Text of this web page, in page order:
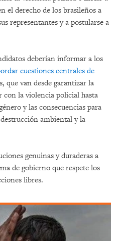
el derecho de los brasileños a
representantes y a postularse a
deberían informar a los
cuestiones centrales de
que van desde garantizar la
con la violencia policial hasta
y las consecuencias para
ambiental y la
genuinas y duraderas a
de gobierno que respete los
libres.